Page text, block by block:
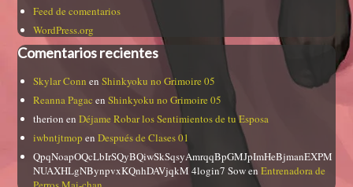
Feed de comentarios
WordPress.org
Comentarios recientes
Skylar Conn enShinkyoku no Grimoire 05
Reanna Pagac enShinkyoku no Grimoire 05
therion enDéjame Robar los Sentimientos de tu Esposa
iwbntjtmop enDespués de Clases 01
QpqNoapOQcLbIrSQyBQiwSkSqsyAmrqqBpGMJpImHeBjmanEXPM
NUAXHLgNBynpvxKQnhDAVjqkM 4login7 SowenEntrenadora de